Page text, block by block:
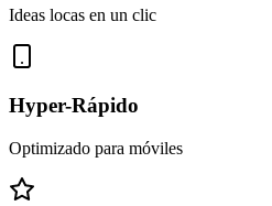
Ideas locas en un clic
Hyper-Rápido
Optimizado para móviles